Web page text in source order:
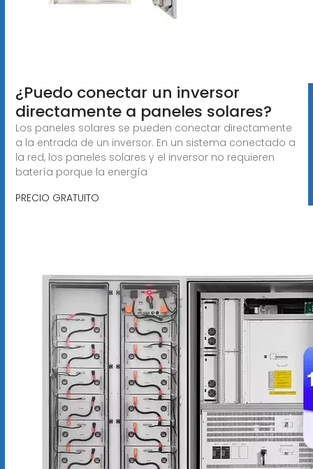
¿Puedo conectar un inversor
directamente a paneles solares?
Los paneles solares se pueden conectar directamente
a la entrada de un inversor. En un sistema conectado a
la red, los paneles solares y el inversor no requieren
batería porque la energía
PRECIO GRATUITO